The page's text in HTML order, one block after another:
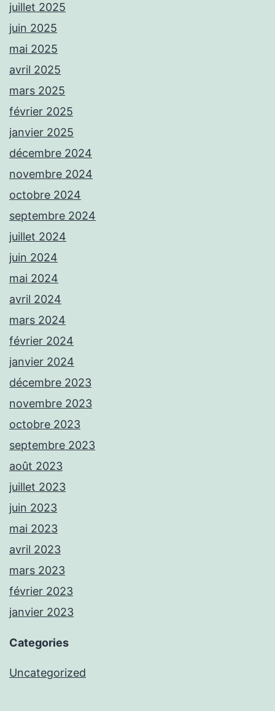
juillet 2025
juin 2025
mai 2025
avril 2025
mars 2025
février 2025
janvier 2025
décembre 2024
novembre 2024
octobre 2024
septembre 2024
juillet 2024
juin 2024
mai 2024
avril 2024
mars 2024
février 2024
janvier 2024
décembre 2023
novembre 2023
octobre 2023
septembre 2023
août 2023
juillet 2023
juin 2023
mai 2023
avril 2023
mars 2023
février 2023
janvier 2023
Categories
Uncategorized